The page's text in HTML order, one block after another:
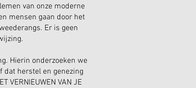
van onze moderne
mensen gaan door het
Er is geen
Hierin onderzoeken we
dat herstel en genezing
VERNIEUWEN VAN JE